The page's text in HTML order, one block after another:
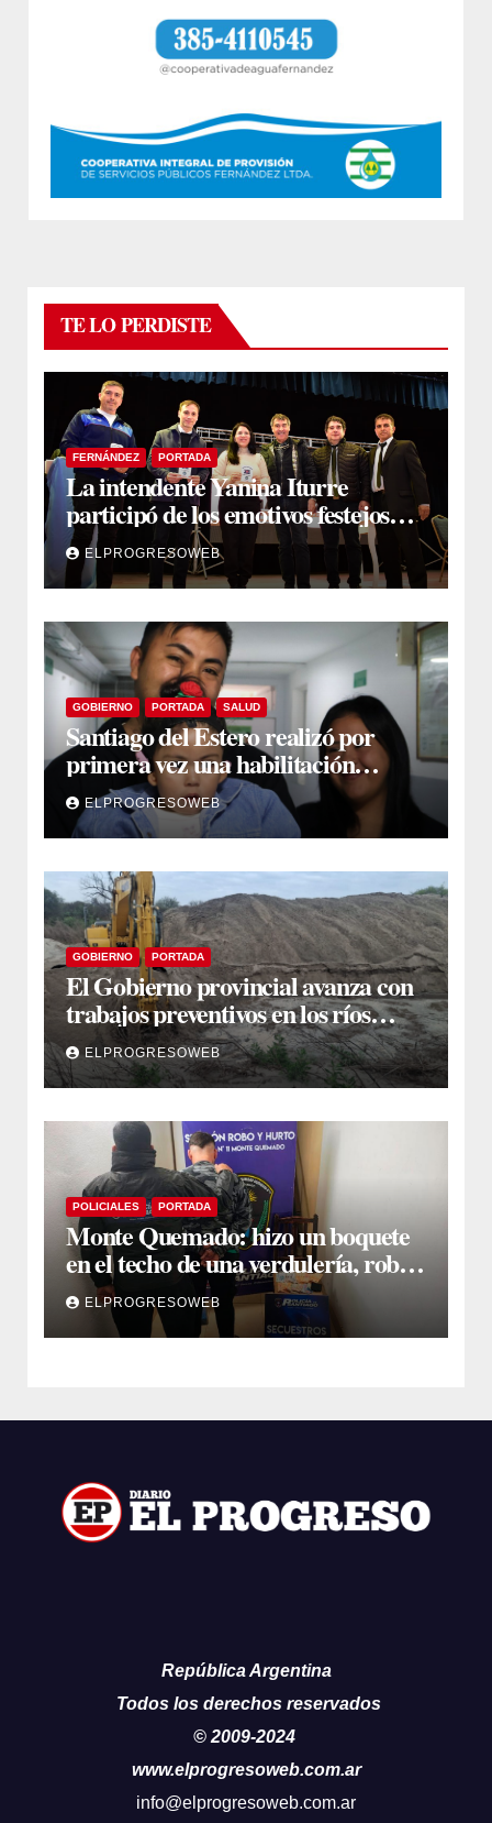
TE LO PERDISTE
FERNÁNDEZ PORTADA
La intendente Yanina Iturre
participó de los emotivos festejos
por el Aniversario del Taekwon-Do
en Fernández
ELPROGRESOWEB
GOBIERNO PORTADA SALUD
Santiago del Estero realizó por
primera vez una habilitación
auditiva con vincha de conducción
óseaELPROGRESOWEB
GOBIERNO PORTADA
El Gobierno provincial avanza con
trabajos preventivos en los ríos
Dulce y Salado y en los Bajos
Submeridionales
ELPROGRESOWEB
POLICIALES PORTADA
Monte Quemado: hizo un boquete
en el techo de una verdulería, robó
$800.000 y cayó tras ser filmado
ELPROGRESOWEB
República Argentina
Todos los derechos reservados
© 2009-2024
www.elprogresoweb.com.ar
info@elprogresoweb.com.ar